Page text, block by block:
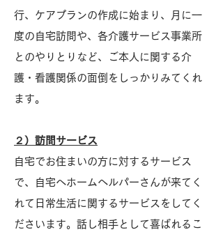
行、ケアプランの作成に始まり、月に一
度の自宅訪問や、各介護サービス事業所
とのやりとりなど、ご本人に関する介
護・看護関係の面倒をしっかりみてくれ
ます。
２）訪問サービス
自宅でお住まいの方に対するサービス
で、自宅へホームヘルパーさんが来てく
れて日常生活に関するサービスをしてく
ださいます。話し相手として喜ばれるこ